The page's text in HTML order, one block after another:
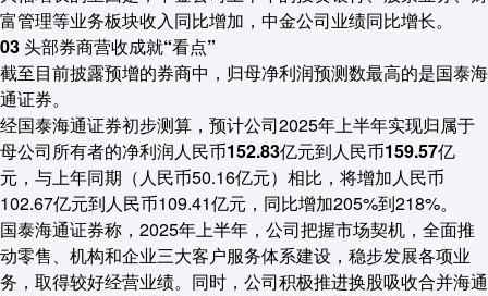
富管理等业务板块收入同比增加，中金公司业绩同比增长。
03 头部券商营收成就“看点”
截至目前披露预增的券商中， 归母净利润预测数最高的是国泰海
通证券。
经国泰海通证券初步测算，预计公司2025年上半年实现归属于
母公司所有者的净利润人民币152.83亿元到人民币159.57亿
元 ，与上年同期（人民币50.16亿元）相比，将增加人民币
102.67亿元到人民币109.41亿元，同比增加205%到218%。
国泰海通证券称，2025年上半年，公司把握市场契机，全面推
动零售、机构和企业三大客户服务体系建设，稳步发展各项业
务，取得较好经营业绩。同时，公司积极推进换股吸收合并海通